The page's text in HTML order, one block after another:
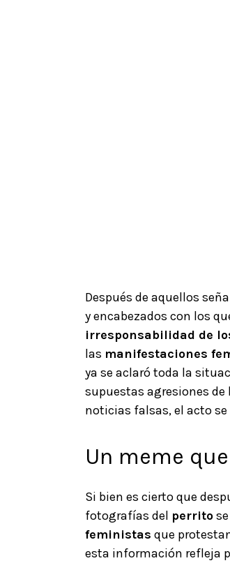
Después de aquellos
y encabezados con los
irresponsabilidad de
las manifestaciones
ya se aclaró toda la
supuestas agresiones de
noticias falsas, el acto
Un meme
Si bien es cierto que
fotografías del perrito
feministas que
esta información refleja